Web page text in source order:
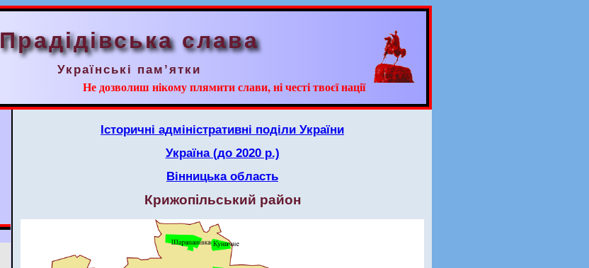
Прадідівська слава
Українські пам’ятки
Не дозволиш нікому плямити слави, ні честі твоєї нації
Історичні адміністративні поділи України
Україна (до 2020 р.)
Вінницька область
Крижопільський район